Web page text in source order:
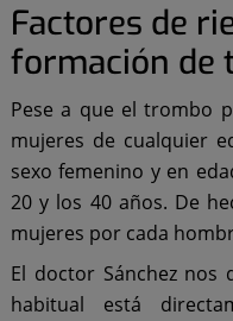
Factores de
formación de
Pese a que el trombo
mujeres de cualquier
sexo femenino y en
20 y los 40 años. De
mujeres por cada
El doctor Sánchez nos
habitual está